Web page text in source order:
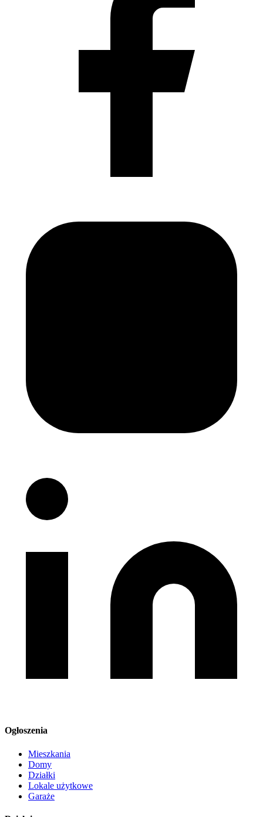
Ogłoszenia
Mieszkania
Domy
Działki
Lokale użytkowe
Garaże